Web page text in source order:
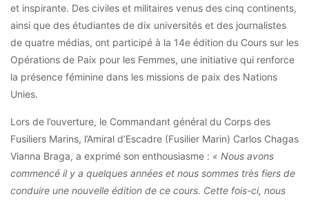
et inspirante. Des civiles et militaires venus des cinq continents,
ainsi que des étudiantes de dix universités et des journalistes
de quatre médias, ont participé à la 14e édition du Cours sur les
Opérations de Paix pour les Femmes, une initiative qui renforce
la présence féminine dans les missions de paix des Nations
Unies.
Lors de l’ouverture, le Commandant général du Corps des
Fusiliers Marins, l’Amiral d’Escadre (Fusilier Marin) Carlos Chagas
Vianna Braga, a exprimé son enthousiasme : « Nous avons
commencé il y a quelques années et nous sommes très fiers de
conduire une nouvelle édition de ce cours. Cette fois-ci, nous